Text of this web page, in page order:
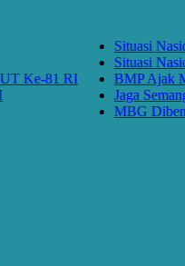
81 RI
Situasi
Situasi
BMP Ajak
Jaga
MBG